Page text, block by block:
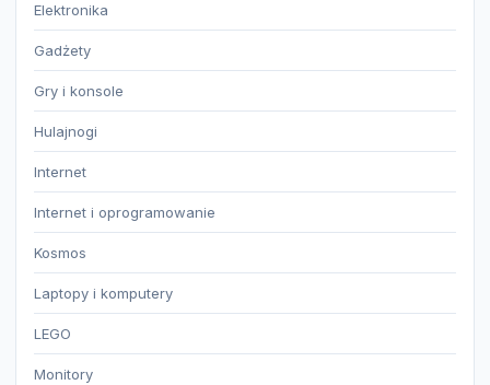
Elektronika
Gadżety
Gry i konsole
Hulajnogi
Internet
Internet i oprogramowanie
Kosmos
Laptopy i komputery
LEGO
Monitory